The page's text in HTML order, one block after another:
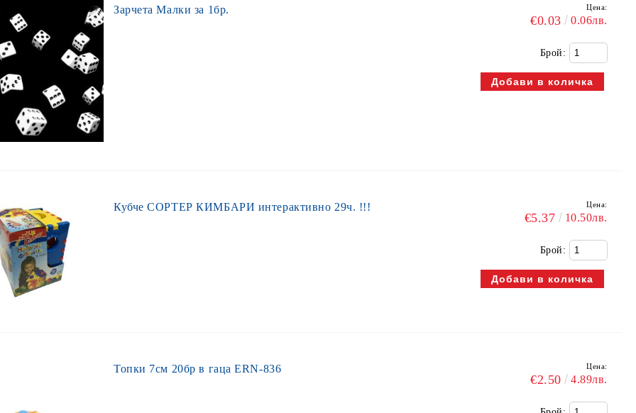
Зарчета Малки за 1бр. Цена:
€0.03 0.06лв.
Брой:
Кубче СОРТЕР КИМБАРИ интерактивно 29ч. !!! Цена:
€5.37 10.50лв.
Брой:
Топки 7см 20бр в гаца ERN-836 Цена:
€2.50 4.89лв.